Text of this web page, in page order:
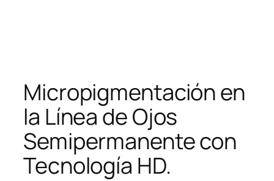
Micropigmentación en
la Línea de Ojos
Semipermanente con
Tecnología HD.